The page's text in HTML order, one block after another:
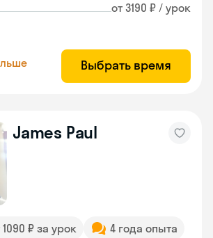
от 3190 ₽ / урок
Выбрать время
James Paul
1090 ₽ за урок
4 года опыта